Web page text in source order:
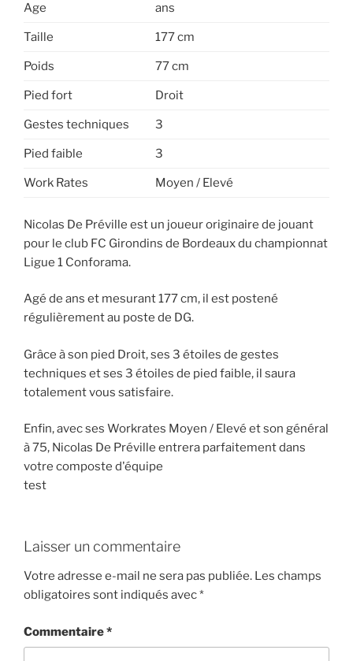
Age ans
Taille 177 cm
Poids 77 cm
Pied fort Droit
Gestes techniques 3
Pied faible 3
Work Rates Moyen / Elevé
Nicolas De Préville est un joueur originaire de jouant
pour le club FC Girondins de Bordeaux du championnat
Ligue 1 Conforama.
Agé de ans et mesurant 177 cm, il est postené
régulièrement au poste de DG.
Grâce à son pied Droit, ses 3 étoiles de gestes
techniques et ses 3 étoiles de pied faible, il saura
totalement vous satisfaire.
Enfin, avec ses Workrates Moyen / Elevé et son général
à 75, Nicolas De Préville entrera parfaitement dans
votre composte d'équipe
test
Laisser un commentaire
Votre adresse e-mail ne sera pas publiée. Les champs
obligatoires sont indiqués avec*
Commentaire*